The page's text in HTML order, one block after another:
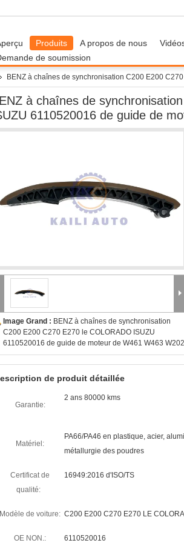
Produits A propos de nous
de soumission
BENZ à chaînes de synchronisation C200 E200
à chaînes de
6110520016 de guide de
Image Grand : BENZ à chaînes de synchronisation
C200 E200 C270 E270 le COLORADO ISUZU
6110520016 de guide de moteur de W461 W463 W202
de produit détaillée
Garantie:
2 ans 80000 kms
Matériel:
PA66/PA46 en plastique, acier,
métallurgie des poudres
Certificat de
qualité:
16949:2016 d'ISO/TS
Modèle de voiture: C200 E200 C270 E270 LE
OE NON.: 6110520016